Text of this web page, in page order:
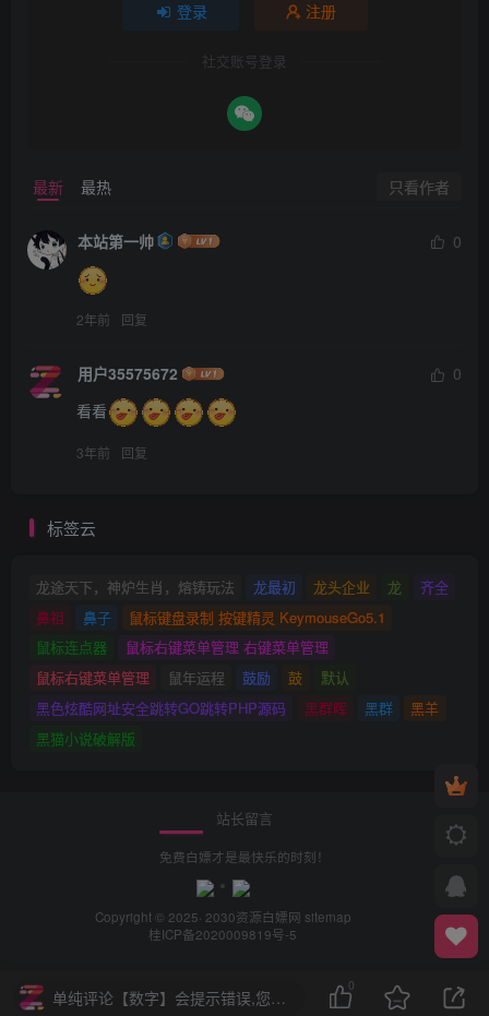
登录 注册
社交账号登录
最新 最热 只看作者
本站第一帅 0
2年前 回复
用户35575672
0
看看
3年前 回复
标签云
龙途天下，神炉生肖，熔铸玩法 龙最初 龙头企业 龙
齐全
鼻祖
鼻子
鼠标键盘录制 按键精灵 KeymouseGo5.1
鼠标连点器
鼠标右键菜单管理 右键菜单管理
鼠标右键菜单管理
鼠年运程 鼓励 鼓
默认
黑色炫酷网址安全跳转GO跳转PHP源码
黑群晖 黑群
黑羊
黑猫小说破解版
站长留言
免费白嫖才是最快乐的时刻！
Copyright © 2025· 2030资源白嫖网 sitemap
桂ICP备2020009819号-5
单纯评论【数字】会提示错误,您需要评论【中文+数字】或【中文】
0